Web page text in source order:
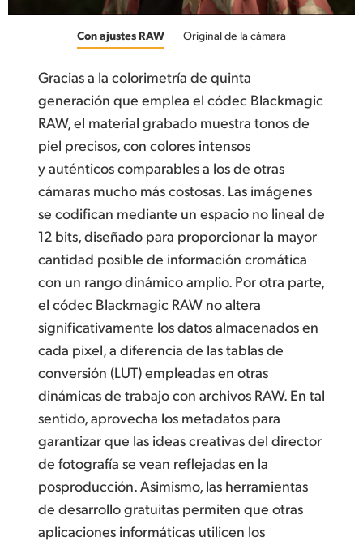
Con ajustes RAW Original de la cámara
Gracias a la colorimetría de quinta
generación que emplea el códec Blackmagic
RAW, el material grabado muestra tonos de
piel precisos, con colores intensos
y auténticos comparables a los de otras
cámaras mucho más costosas. Las imágenes
se codifican mediante un espacio no lineal de
12 bits, diseñado para proporcionar la mayor
cantidad posible de información cromática
con un rango dinámico amplio. Por otra parte,
el códec Blackmagic RAW no altera
significativamente los datos almacenados en
cada pixel, a diferencia de las tablas de
conversión (LUT) empleadas en otras
dinámicas de trabajo con archivos RAW. En tal
sentido, aprovecha los metadatos para
garantizar que las ideas creativas del director
de fotografía se vean reflejadas en la
posproducción. Asimismo, las herramientas
de desarrollo gratuitas permiten que otras
aplicaciones informáticas utilicen los